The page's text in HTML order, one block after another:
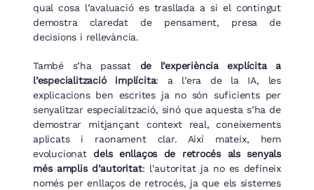
qual cosa l’avaluació es trasllada a si el contingut
demostra claredat de pensament, presa de
decisions i rellevància.
També s’ha passat de l’experiència explícita a
l’especialització implícita: a l’era de la IA, les
explicacions ben escrites ja no són suficients per
senyalitzar especialització, sinó que aquesta s’ha de
demostrar mitjançant context real, coneixements
aplicats i raonament clar. Així mateix, hem
evolucionatdels enllaços de retrocés als senyals
més amplis d’autoritat: l’autoritat ja no es defineix
només per enllaços de retrocés, ja que els sistemes